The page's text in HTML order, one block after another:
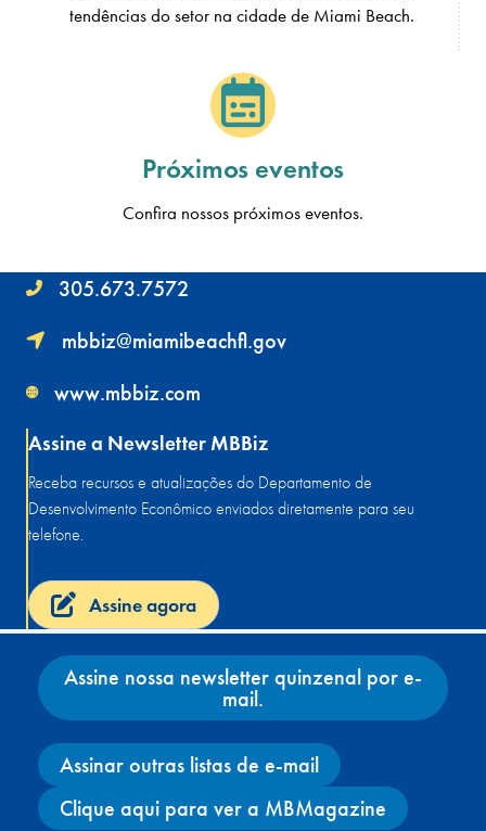
tendências do setor na cidade de Miami Beach.
Próximos eventos
Confira nossos próximos eventos.
305.673.7572
mbbiz@miamibeachfl.gov
www.mbbiz.com
Assine a Newsletter MBBiz
Receba recursos e atualizações do Departamento de
Desenvolvimento Econômico enviados diretamente para seu
telefone.
Assine agora
Assine nossa newsletter quinzenal por e-
mail.
Assinar outras listas de e-mail
Clique aqui para ver a MBMagazine